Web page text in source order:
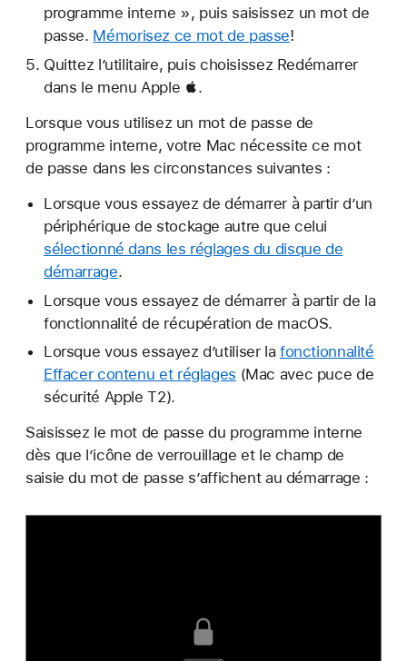
programme interne », puis saisissez un mot de
passe. Mémorisez ce mot de passe!
Quittez l’utilitaire, puis choisissez Redémarrer
dans le menu Apple .
Lorsque vous utilisez un mot de passe de
programme interne, votre Mac nécessite ce mot
de passe dans les circonstances suivantes :
Lorsque vous essayez de démarrer à partir d’un
périphérique de stockage autre que celui
sélectionné dans les réglages du disque de
démarrage.
Lorsque vous essayez de démarrer à partir de la
fonctionnalité de récupération de macOS.
Lorsque vous essayez d’utiliser la fonctionnalité
Effacer contenu et réglages (Mac avec puce de
sécurité Apple T2).
Saisissez le mot de passe du programme interne
dès que l’icône de verrouillage et le champ de
saisie du mot de passe s’affichent au démarrage :